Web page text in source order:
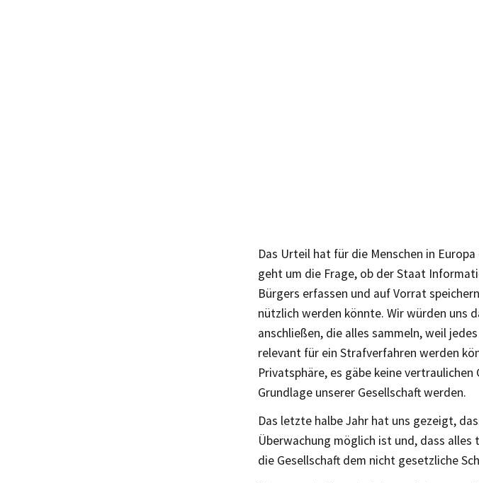
Das Urteil hat für die Menschen in
geht um die Frage, ob der Staat
Bürgers erfassen und auf Vorrat
nützlich werden könnte. Wir würden uns
anschließen, die alles sammeln, weil
relevant für ein Strafverfahren werden
Privatsphäre, es gäbe keine
Grundlage unserer Gesellschaft werden.
Das letzte halbe Jahr hat uns gezeigt,
Überwachung möglich ist und, dass
die Gesellschaft dem nicht gesetzliche